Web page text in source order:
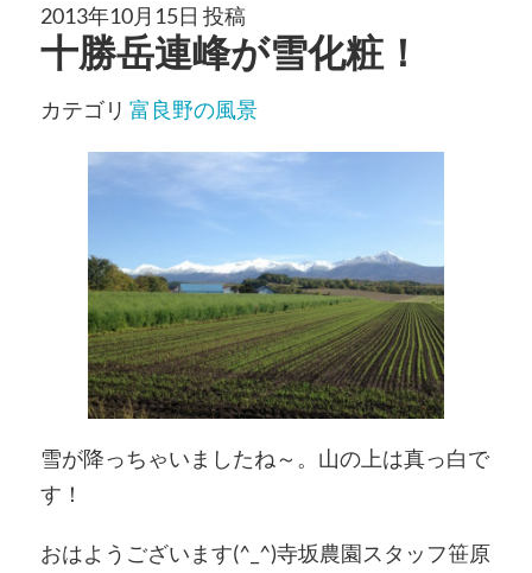
2013年10月15日 投稿
十勝岳連峰が雪化粧！
カテゴリ 富良野の風景
雪が降っちゃいましたね～。山の上は真っ白で
す！
おはようございます(^_^)寺坂農園スタッフ笹原